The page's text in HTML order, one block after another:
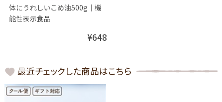
体にうれしいこめ油500g│機
能性表示食品
¥648
最近チェックした商品はこちら